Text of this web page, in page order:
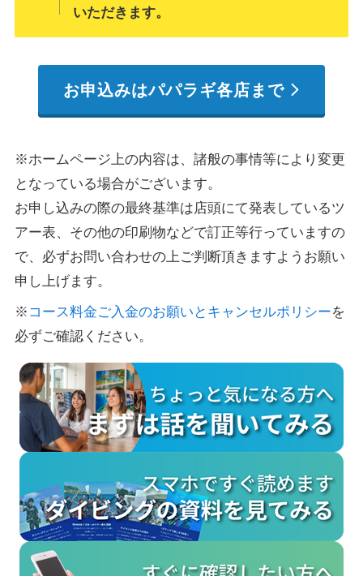
いただきます。
お申込みはパパラギ各店まで
※ホームページ上の内容は、諸般の事情等により変更
となっている場合がございます。
お申し込みの際の最終基準は店頭にて発表しているツ
アー表、その他の印刷物などで訂正等行っていますの
で、必ずお問い合わせの上ご判断頂きますようお願い
申し上げます。
※ コース料金ご入金のお願いとキャンセルポリシーを
必ずご確認ください。